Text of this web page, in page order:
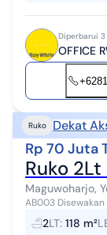
Diperbarui 3
OFFICE
Ruko Dekat
Rp 70 Juta
Ruko
Maguwoharjo,
AB003 Disewakan ruko di Sembego, Maguwoharjo, Depok, Sleman.
Ruko ini berada
mudah dijangkau
2LT: 118 m²